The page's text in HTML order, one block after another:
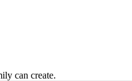
can create.